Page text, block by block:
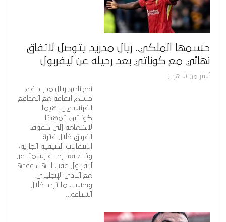
حسمها الملكي.. ريال مدريد يتوصل لاتفاق
نهائي مع كوناتي بعد رحيله عن ليفربول
نُشِرَ من شهرين
نجح نادي ريال مدريد في
حسم اتفاقه مع المدافع
الفرنسي إبراهيما
كوناتي، تمهيدًا
لانضمامه إلى صفوف
الفريق خلال فترة
الانتقالات الصيفية الجارية،
وذلك بعد رحيله رسميًا عن
ليفربول عقب انتهاء عقده
مع النادي الإنجليزي.
وبحسب ما تردد خلال
الساعة…